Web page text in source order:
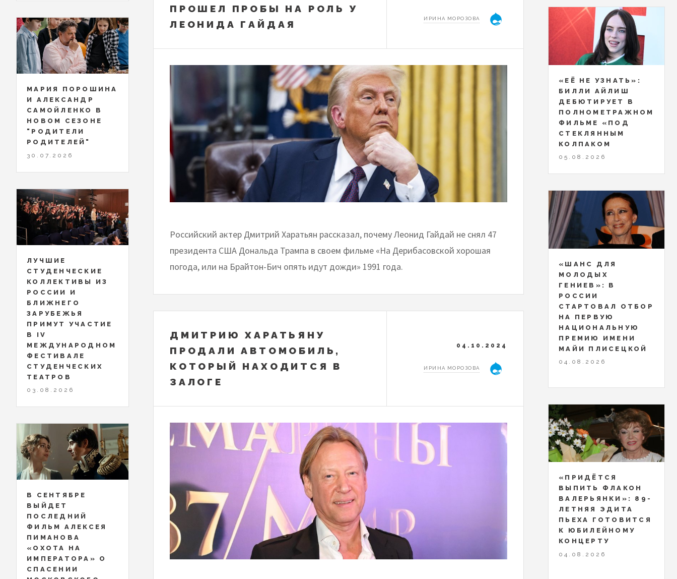
ПРОШЕЛ ПРОБЫ НА РОЛЬ У
ЛЕОНИДА ГАЙДАЯ
ИРИНА МОРОЗОВА
Российский актер Дмитрий Харатьян рассказал, почему Леонид Гайдай не снял 47
президента США Дональда Трампа в своем фильме «На Дерибасовской хорошая
погода, или на Брайтон-Бич опять идут дожди» 1991 года.
ДМИТРИЮ ХАРАТЬЯНУ
ПРОДАЛИ АВТОМОБИЛЬ,
КОТОРЫЙ НАХОДИТСЯ В
ЗАЛОГЕ
04.10.2024
ИРИНА МОРОЗОВА
МАРИЯ ПОРОШИНА
И АЛЕКСАНДР
САМОЙЛЕНКО В
НОВОМ СЕЗОНЕ
"РОДИТЕЛИ
РОДИТЕЛЕЙ"
30.07.2026
ЛУЧШИЕ
СТУДЕНЧЕСКИЕ
КОЛЛЕКТИВЫ ИЗ
РОССИИ И
БЛИЖНЕГО
ЗАРУБЕЖЬЯ
ПРИМУТ УЧАСТИЕ
В IV
МЕЖДУНАРОДНОМ
ФЕСТИВАЛЕ
СТУДЕНЧЕСКИХ
ТЕАТРОВ
03.08.2026
В СЕНТЯБРЕ
ВЫЙДЕТ
ПОСЛЕДНИЙ
ФИЛЬМ АЛЕКСЕЯ
ПИМАНОВА
«ОХОТА НА
ИМПЕРАТОРА» О
СПАСЕНИИ
«ЕЁ НЕ УЗНАТЬ»:
БИЛЛИ АЙЛИШ
ДЕБЮТИРУЕТ В
ПОЛНОМЕТРАЖНОМ
ФИЛЬМЕ «ПОД
СТЕКЛЯННЫМ
КОЛПАКОМ
05.08.2026
«ШАНС ДЛЯ
МОЛОДЫХ
ГЕНИЕВ»: В
РОССИИ
СТАРТОВАЛ ОТБОР
НА ПЕРВУЮ
НАЦИОНАЛЬНУЮ
ПРЕМИЮ ИМЕНИ
МАЙИ ПЛИСЕЦКОЙ
04.08.2026
«ПРИДЁТСЯ
ВЫПИТЬ ФЛАКОН
ВАЛЕРЬЯНКИ»: 89-
ЛЕТНЯЯ ЭДИТА
ПЬЕХА ГОТОВИТСЯ
К ЮБИЛЕЙНОМУ
КОНЦЕРТУ
04.08.2026